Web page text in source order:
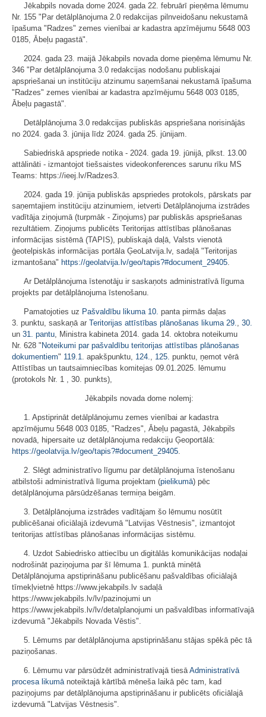
Jēkabpils novada dome 2024. gada 22. februārī pieņēma lēmumu
Nr. 155 "Par detālplānojuma 2.0 redakcijas pilnveidošanu nekustamā
īpašuma "Radzes" zemes vienībai ar kadastra apzīmējumu 5648 003
0185, Ābeļu pagastā".
2024. gada 23. maijā Jēkabpils novada dome pieņēma lēmumu Nr.
346 "Par detālplānojuma 3.0 redakcijas nodošanu publiskajai
apspriešanai un institūciju atzinumu saņemšanai nekustamā īpašuma
"Radzes" zemes vienībai ar kadastra apzīmējumu 5648 003 0185,
Ābeļu pagastā".
Detālplānojuma 3.0 redakcijas publiskās apspriešana norisinājās
no 2024. gada 3. jūnija līdz 2024. gada 25. jūnijam.
Sabiedriskā apspriede notika - 2024. gada 19. jūnijā, plkst. 13.00
attālināti - izmantojot tiešsaistes videokonferences sarunu rīku MS
Teams: https://ieej.lv/Radzes3.
2024. gada 19. jūnija publiskās apspriedes protokols, pārskats par
saņemtajiem institūciju atzinumiem, ietverti Detālplānojuma izstrādes
vadītāja ziņojumā (turpmāk - Ziņojums) par publiskās apspriešanas
rezultātiem. Ziņojums publicēts Teritorijas attīstības plānošanas
informācijas sistēmā (TAPIS), publiskajā daļā, Valsts vienotā
ģeotelpiskās informācijas portāla ĢeoLatvija.lv, sadaļā "Teritorijas
izmantošana" https://geolatvija.lv/geo/tapis?#document_29405.
Ar Detālplānojuma īstenotāju ir saskaņots administratīvā līguma
projekts par detālplānojuma īstenošanu.
Pamatojoties uz Pašvaldību likuma 10. panta pirmās daļas
3. punktu, saskaņā ar Teritorijas attīstības plānošanas likuma 29., 30.
un 31. pantu, Ministra kabineta 2014. gada 14. oktobra noteikumu
Nr. 628 " Noteikumi par pašvaldību teritorijas attīstības plānošanas
dokumentiem" 119.1. apakšpunktu, 124., 125. punktu, ņemot vērā
Attīstības un tautsaimniecības komitejas 09.01.2025. lēmumu
(protokols Nr. 1 , 30. punkts),
Jēkabpils novada dome nolemj:
1. Apstiprināt detālplānojumu zemes vienībai ar kadastra
apzīmējumu 5648 003 0185, "Radzes", Ābeļu pagastā, Jēkabpils
novadā, hipersaite uz detālplānojuma redakciju Ģeoportālā:
https://geolatvija.lv/geo/tapis?#document_29405.
2. Slēgt administratīvo līgumu par detālplānojuma īstenošanu
atbilstoši administratīvā līguma projektam (pielikumā) pēc
detālplānojuma pārsūdzēšanas termiņa beigām.
3. Detālplānojuma izstrādes vadītājam šo lēmumu nosūtīt
publicēšanai oficiālajā izdevumā "Latvijas Vēstnesis", izmantojot
teritorijas attīstības plānošanas informācijas sistēmu.
4. Uzdot Sabiedrisko attiecību un digitālās komunikācijas nodaļai
nodrošināt paziņojuma par šī lēmuma 1. punktā minētā
Detālplānojuma apstiprināšanu publicēšanu pašvaldības oficiālajā
tīmekļvietnē https://www.jekabpils.lv sadaļā
https://www.jekabpils.lv/lv/pazinojumi un
https://www.jekabpils.lv/lv/detalplanojumi un pašvaldības informatīvajā
izdevumā "Jēkabpils Novada Vēstis".
5. Lēmums par detālplānojuma apstiprināšanu stājas spēkā pēc tā
paziņošanas.
6. Lēmumu var pārsūdzēt administratīvajā tiesāAdministratīvā
procesa likumānoteiktajā kārtībā mēneša laikā pēc tam, kad
paziņojums par detālplānojuma apstiprināšanu ir publicēts oficiālajā
izdevumā "Latvijas Vēstnesis".